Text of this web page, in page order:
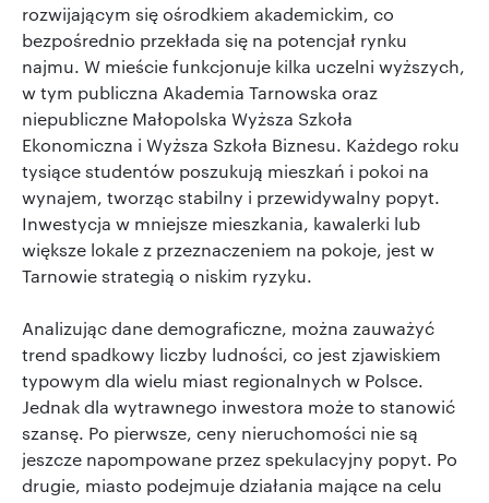
rozwijającym się ośrodkiem akademickim, co
bezpośrednio przekłada się na potencjał rynku
najmu. W mieście funkcjonuje kilka uczelni wyższych,
w tym publiczna Akademia Tarnowska oraz
niepubliczne Małopolska Wyższa Szkoła
Ekonomiczna i Wyższa Szkoła Biznesu. Każdego roku
tysiące studentów poszukują mieszkań i pokoi na
wynajem, tworząc stabilny i przewidywalny popyt.
Inwestycja w mniejsze mieszkania, kawalerki lub
większe lokale z przeznaczeniem na pokoje, jest w
Tarnowie strategią o niskim ryzyku.
Analizując dane demograficzne, można zauważyć
trend spadkowy liczby ludności, co jest zjawiskiem
typowym dla wielu miast regionalnych w Polsce.
Jednak dla wytrawnego inwestora może to stanowić
szansę. Po pierwsze, ceny nieruchomości nie są
jeszcze napompowane przez spekulacyjny popyt. Po
drugie, miasto podejmuje działania mające na celu